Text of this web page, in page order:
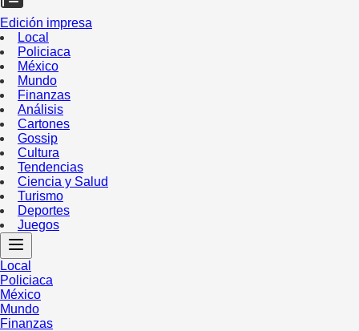
Edición impresa
Local
Policiaca
México
Mundo
Finanzas
Análisis
Cartones
Gossip
Cultura
Tendencias
Ciencia y Salud
Turismo
Deportes
Juegos
Local
Policiaca
México
Mundo
Finanzas